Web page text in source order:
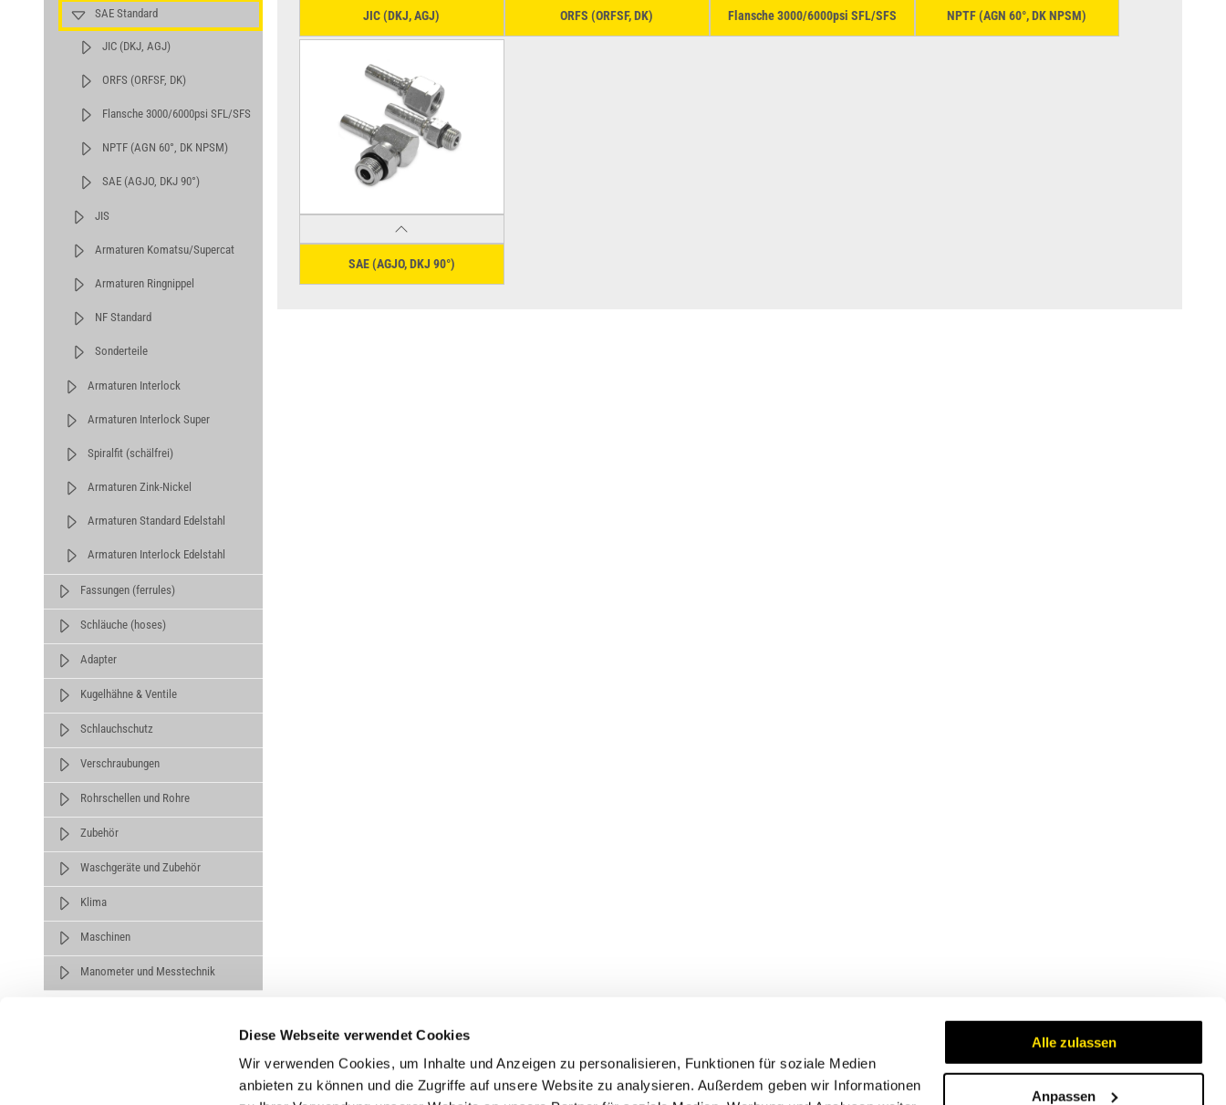
Diese Webseite verwendet Cookies
Wir verwenden Cookies, um Inhalte und Anzeigen zu personalisieren, Funktionen für soziale Medien
anbieten zu können und die Zugriffe auf unsere Website zu analysieren. Außerdem geben wir Informationen
Alle zulassen
Anpassen
SAE Standard
JIC (DKJ, AGJ)
ORFS (ORFSF, DK)
Flansche 3000/6000psi SFL/SFS
NPTF (AGN 60°, DK NPSM)
SAE (AGJO, DKJ 90°)
JIS
Armaturen Komatsu/Supercat
Armaturen Ringnippel
NF Standard
Sonderteile
Armaturen Interlock
Armaturen Interlock Super
Spiralfit (schälfrei)
Armaturen Zink-Nickel
Armaturen Standard Edelstahl
Armaturen Interlock Edelstahl
Fassungen (ferrules)
Schläuche (hoses)
Adapter
Kugelhähne & Ventile
Schlauchschutz
Verschraubungen
Rohrschellen und Rohre
Zubehör
Waschgeräte und Zubehör
Klima
Maschinen
Manometer und Messtechnik
JIC (DKJ, AGJ) ORFS (ORFSF, DK) Flansche 3000/6000psi SFL/SFS NPTF (AGN 60°, DK NPSM)
SAE (AGJO, DKJ 90°)